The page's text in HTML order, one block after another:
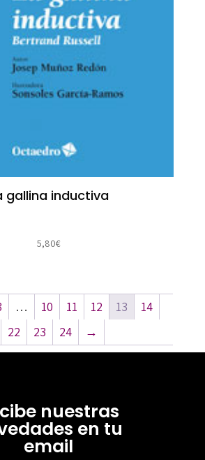
gallina inductiva
5,80€
… 10 11 12 13
14
22 23 24 →
nuestras
en tu
email